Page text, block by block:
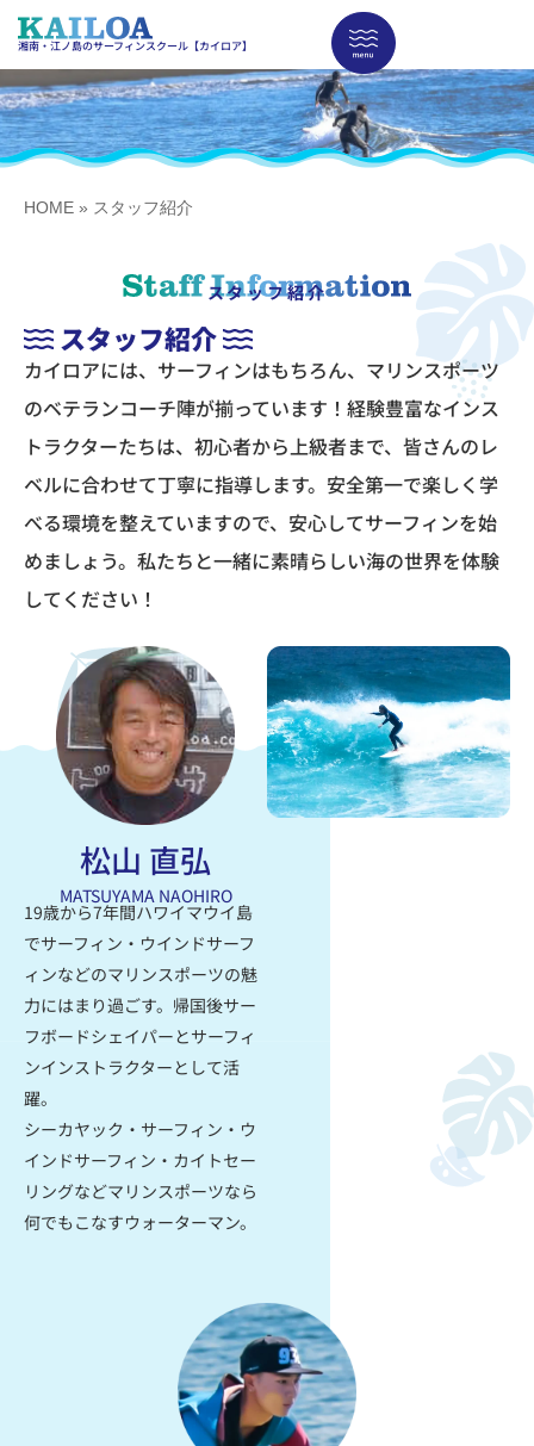
湘南・江ノ島のサーフィンスクール【カイロア】
HOME » スタッフ紹介
スタッフ紹介
スタッフ紹介
カイロアには、サーフィンはもちろん、マリンスポーツ
のベテランコーチ陣が揃っています！ 経験豊富なインス
トラクターたちは、初心者から上級者まで、皆さんのレ
ベルに合わせて丁寧に指導します。 安全第一で楽しく学
べる環境を整えていますので、安心してサーフィンを始
めましょう。 私たちと一緒に素晴らしい海の世界を体験
してください！
松山 直弘
MATSUYAMA NAOHIRO
19歳から7年間ハワイマウイ島
でサーフィン‧ウインドサーフ
ィンなどのマリンスポーツの魅
力にはまり過ごす。帰国後サー
フボードシェイパーとサーフィ
ンインストラクターとして活
躍。
シーカヤック‧サーフィン‧ウ
インドサーフィン‧カイトセー
リングなどマリンスポーツなら
何でもこなすウォーターマン。